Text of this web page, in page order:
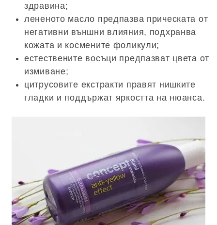
здравина;
лененото масло предпазва прическата от
негативни външни влияния, подхранва
кожата и космените фоликули;
естествените восъци предпазват цвета от
измиване;
цитрусовите екстракти правят нишките
гладки и поддържат яркостта на нюанса.